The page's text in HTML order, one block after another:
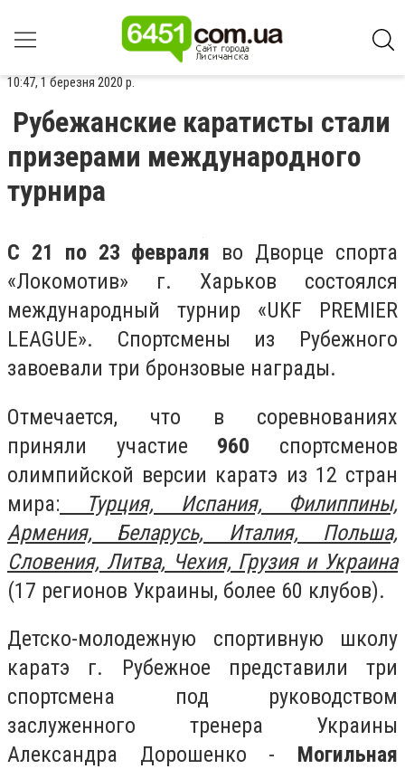
10:47, 1 березня 2020 р.
Рубежанские каратисты стали
призерами международного
турнира
С 21 по 23 февраля во Дворце спорта
«Локомотив» г. Харьков состоялся
международный турнир «UKF PREMIER
LEAGUE». Спортсмены из Рубежного
завоевали три бронзовые награды.
Отмечается, что в соревнованиях
приняли участие 960 спортсменов
олимпийской версии каратэ из 12 стран
мира: Турция, Испания, Филиппины,
Армения, Беларусь, Италия, Польша,
Словения, Литва, Чехия, Грузия и Украина
(17 регионов Украины, более 60 клубов).
Детско-молодежную спортивную школу
каратэ г. Рубежное представили три
спортсмена под руководством
заслуженного тренера Украины
Александра Дорошенко - Могильная